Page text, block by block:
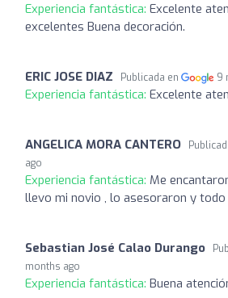
Experiencia fantástica: Excelente
excelentes Buena decoración.
ERIC JOSE DIAZ Publicada en 9
Experiencia fantástica: Excelente
ANGELICA MORA CANTERO
ago
Experiencia fantástica: Me
llevo mi novio , lo asesoraron y todo
Sebastian José Calao Durango
months ago
Experiencia fantástica: Buena